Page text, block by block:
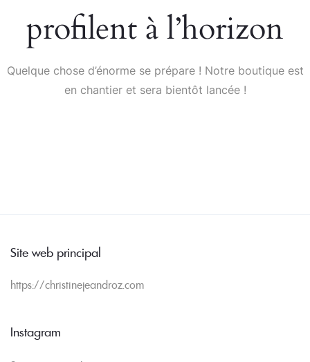
profilent à l’horizon
Quelque chose d’énorme se prépare ! Notre boutique est
en chantier et sera bientôt lancée !
Site web principal
https://christinejeandroz.com
Instagram